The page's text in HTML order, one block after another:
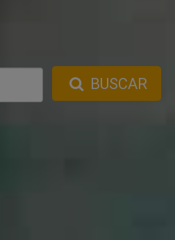
BUSCAR